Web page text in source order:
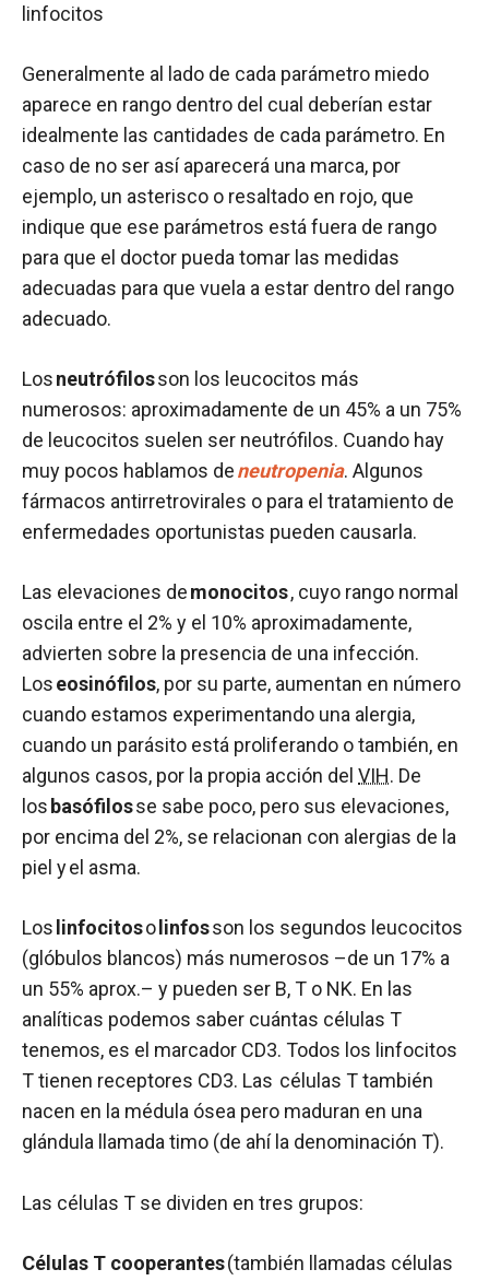
linfocitos
Generalmente al lado de cada parámetro miedo
aparece en rango dentro del cual deberían estar
idealmente las cantidades de cada parámetro. En
caso de no ser así aparecerá una marca, por
ejemplo, un asterisco o resaltado en rojo, que
indique que ese parámetros está fuera de rango
para que el doctor pueda tomar las medidas
adecuadas para que vuela a estar dentro del rango
adecuado.
Losneutrófilosson los leucocitos más
numerosos: aproximadamente de un 45% a un 75%
de leucocitos suelen ser neutrófilos. Cuando hay
muy pocos hablamos deneutropenia. Algunos
fármacos antirretrovirales o para el tratamiento de
enfermedades oportunistas pueden causarla.
Las elevaciones demonocitos, cuyo rango normal
oscila entre el 2% y el 10% aproximadamente,
advierten sobre la presencia de una infección.
Loseosinófilos, por su parte, aumentan en número
cuando estamos experimentando una alergia,
cuando un parásito está proliferando o también, en
algunos casos, por la propia acción del VIH. De
los basófilosse sabe poco, pero sus elevaciones,
por encima del 2%, se relacionan con alergias de la
piel y el asma.
Los linfocitoso linfosson los segundos leucocitos
(glóbulos blancos) más numerosos –de un 17% a
un 55% aprox.– y pueden ser B, T o NK. En las
analíticas podemos saber cuántas células T
tenemos, es el marcador CD3. Todos los linfocitos
T tienen receptores CD3. Las células T también
nacen en la médula ósea pero maduran en una
glándula llamada timo (de ahí la denominación T).
Las células T se dividen en tres grupos:
Células T cooperantes(también llamadas células